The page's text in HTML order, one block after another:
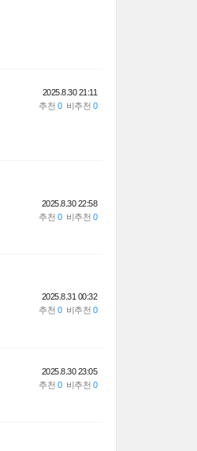
2025.8.30 21:11
2025.8.30 22:58
2025.8.31 00:32
2025.8.30 23:05